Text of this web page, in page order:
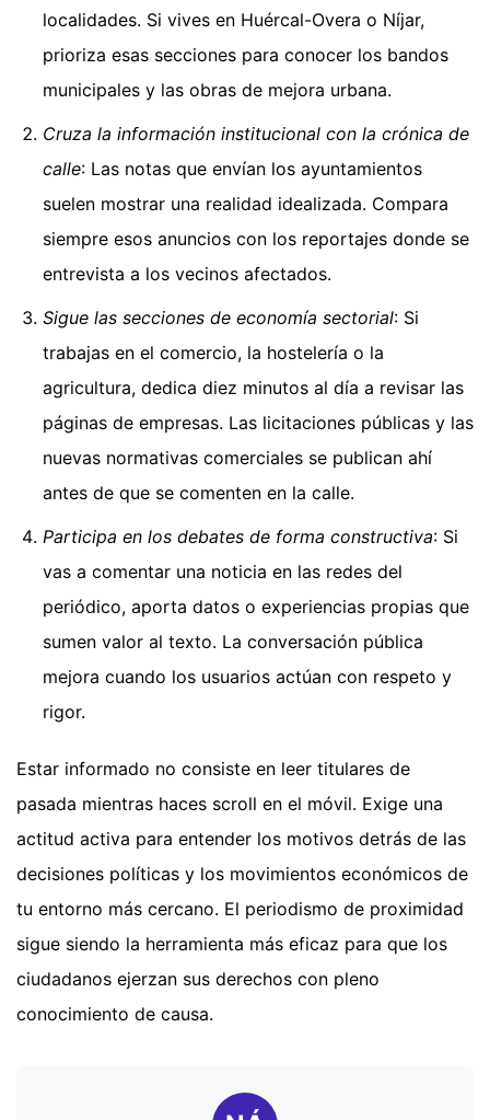
localidades. Si vives en Huércal-Overa o Níjar,
prioriza esas secciones para conocer los bandos
municipales y las obras de mejora urbana.
Cruza la información institucional con la crónica de
calle: Las notas que envían los ayuntamientos
suelen mostrar una realidad idealizada. Compara
siempre esos anuncios con los reportajes donde se
entrevista a los vecinos afectados.
Sigue las secciones de economía sectorial: Si
trabajas en el comercio, la hostelería o la
agricultura, dedica diez minutos al día a revisar las
páginas de empresas. Las licitaciones públicas y las
nuevas normativas comerciales se publican ahí
antes de que se comenten en la calle.
Participa en los debates de forma constructiva: Si
vas a comentar una noticia en las redes del
periódico, aporta datos o experiencias propias que
sumen valor al texto. La conversación pública
mejora cuando los usuarios actúan con respeto y
rigor.
Estar informado no consiste en leer titulares de
pasada mientras haces scroll en el móvil. Exige una
actitud activa para entender los motivos detrás de las
decisiones políticas y los movimientos económicos de
tu entorno más cercano. El periodismo de proximidad
sigue siendo la herramienta más eficaz para que los
ciudadanos ejerzan sus derechos con pleno
conocimiento de causa.